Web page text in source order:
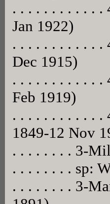
. . . . . . . . . . . .
Jan 1922)
. . . . . . . . . . . .
Dec 1915)
. . . . . . . . . . . .
Feb 1919)
. . . . . . . . . . . .
1849-12 Nov
. . . . . . . . 3-
. . . . . . . . sp:
. . . . . . . . 3-